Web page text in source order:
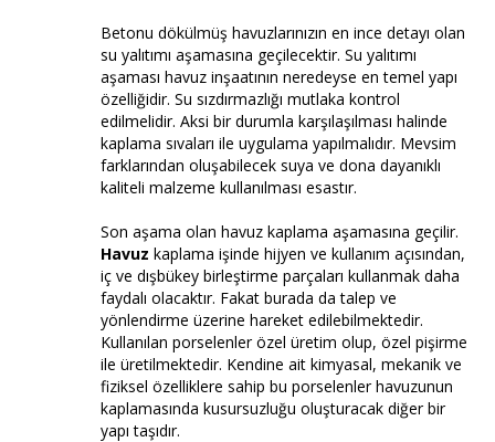
Betonu dökülmüş havuzlarınızın en ince detayı olan
su yalıtımı aşamasına geçilecektir. Su yalıtımı
aşaması havuz inşaatının neredeyse en temel yapı
özelliğidir. Su sızdırmazlığı mutlaka kontrol
edilmelidir. Aksi bir durumla karşılaşılması halinde
kaplama sıvaları ile uygulama yapılmalıdır. Mevsim
farklarından oluşabilecek suya ve dona dayanıklı
kaliteli malzeme kullanılması esastır.
Son aşama olan havuz kaplama aşamasına geçilir.
Havuz kaplama işinde hijyen ve kullanım açısından,
iç ve dışbükey birleştirme parçaları kullanmak daha
faydalı olacaktır. Fakat burada da talep ve
yönlendirme üzerine hareket edilebilmektedir.
Kullanılan porselenler özel üretim olup, özel pişirme
ile üretilmektedir. Kendine ait kimyasal, mekanik ve
fiziksel özelliklere sahip bu porselenler havuzunun
kaplamasında kusursuzluğu oluşturacak diğer bir
yapı taşıdır.